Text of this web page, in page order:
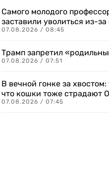
Самого молодого
заставили уволиться из-
07.08.2026 / 08:45
Трамп запретил
07.08.2026 / 07:51
В вечной гонке за
что кошки тоже страдают
07.08.2026 / 07:45